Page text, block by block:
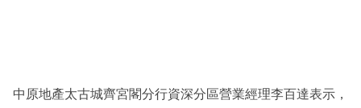
區
中原地產太古城齊宮閣分行資深分區營業經理李百達表示，